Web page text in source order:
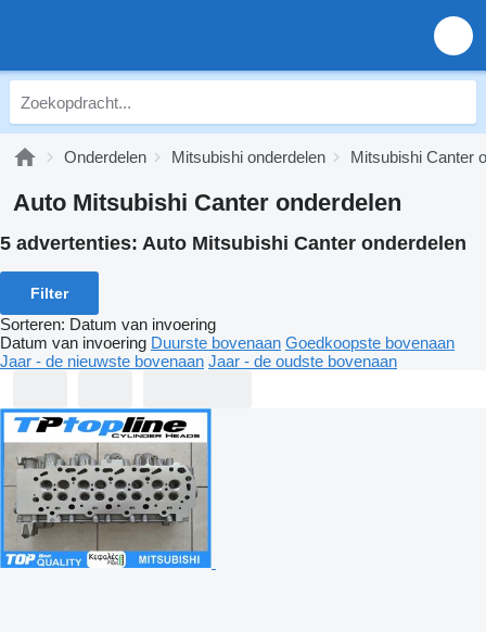
Onderdelen Mitsubishi onderdelen Mitsubishi Canter
Auto Mitsubishi Canter onderdelen
5 advertenties: Auto Mitsubishi Canter onderdelen
Filter
Sorteren: Datum van invoering
Datum van invoering Duurste bovenaan Goedkoopste bovenaan
Jaar - de nieuwste bovenaan Jaar - de oudste bovenaan